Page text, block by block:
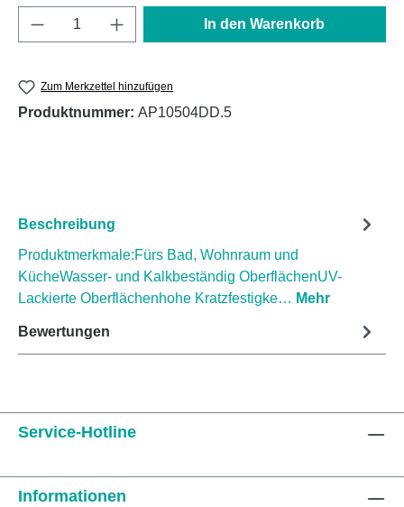
Produkt Anzahl: Gib den gewünschten
In den Warenkorb
Zum Merkzettel hinzufügen
Produktnummer: AP10504DD.5
Beschreibung
Produktmerkmale:Fürs Bad, Wohnraum und
KücheWasser- und Kalkbeständig OberflächenUV-
Lackierte Oberflächenhohe Kratzfestigke… Mehr
Bewertungen
Service-Hotline
Informationen